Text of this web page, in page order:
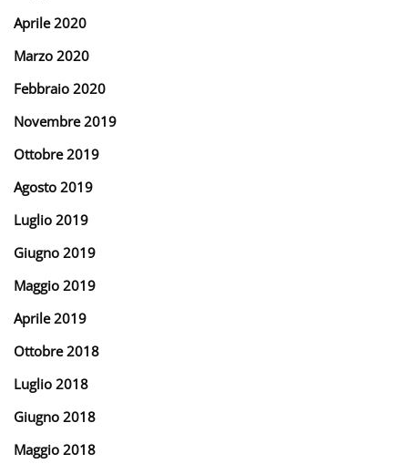
Aprile 2020
Marzo 2020
Febbraio 2020
Novembre 2019
Ottobre 2019
Agosto 2019
Luglio 2019
Giugno 2019
Maggio 2019
Aprile 2019
Ottobre 2018
Luglio 2018
Giugno 2018
Maggio 2018